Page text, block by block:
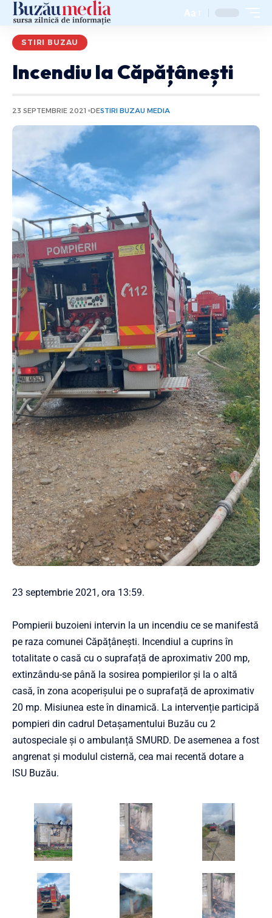
Aa
STIRI BUZAU
Incendiu la Căpățânești
23 SEPTEMBRIE 2021 DESTIRI BUZAU MEDIA
23 septembrie 2021, ora 13:59.
Pompierii buzoieni intervin la un incendiu ce se manifestă
pe raza comunei Căpățânești. Incendiul a cuprins în
totalitate o casă cu o suprafață de aproximativ 200 mp,
extinzându-se până la sosirea pompierilor și la o altă
casă, în zona acoperișului pe o suprafață de aproximativ
20 mp. Misiunea este în dinamică. La intervenție participă
pompieri din cadrul Detașamentului Buzău cu 2
autospeciale și o ambulanță SMURD. De asemenea a fost
angrenat și modulul cisternă, cea mai recentă dotare a
ISU Buzău.